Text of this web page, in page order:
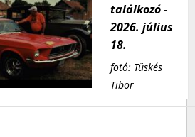
találkozó -
2026. július
18.
fotó: Tüskés
Tibor